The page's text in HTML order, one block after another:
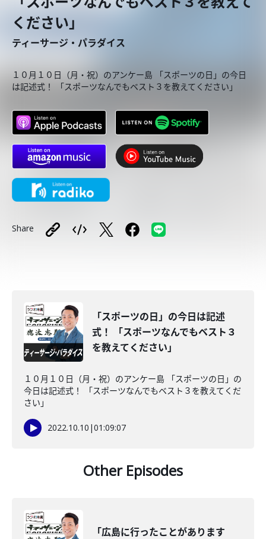
ください」
ティーサージ・パラダイス
１０月１０日（月・祝）のアンケー島 「スポーツの日」の今日
は記述式！ 「スポーツなんでもベスト３を教えてください」
Share
「スポーツの日」の今日は記述
式！ 「スポーツなんでもベスト３
を教えてください」
１０月１０日（月・祝）のアンケー島 「スポーツの日」の
今日は記述式！ 「スポーツなんでもベスト３を教えてくだ
さい」
2022.10.10 |01:09:07
Other Episodes
「広島に行ったことがあります